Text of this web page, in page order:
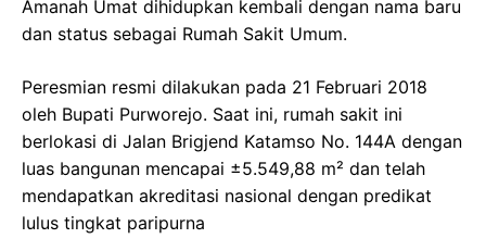
Amanah Umat dihidupkan kembali dengan nama baru
dan status sebagai Rumah Sakit Umum.
Peresmian resmi dilakukan pada 21 Februari 2018
oleh Bupati Purworejo. Saat ini, rumah sakit ini
berlokasi di Jalan Brigjend Katamso No. 144A dengan
luas bangunan mencapai ±5.549,88 m² dan telah
mendapatkan akreditasi nasional dengan predikat
lulus tingkat paripurna